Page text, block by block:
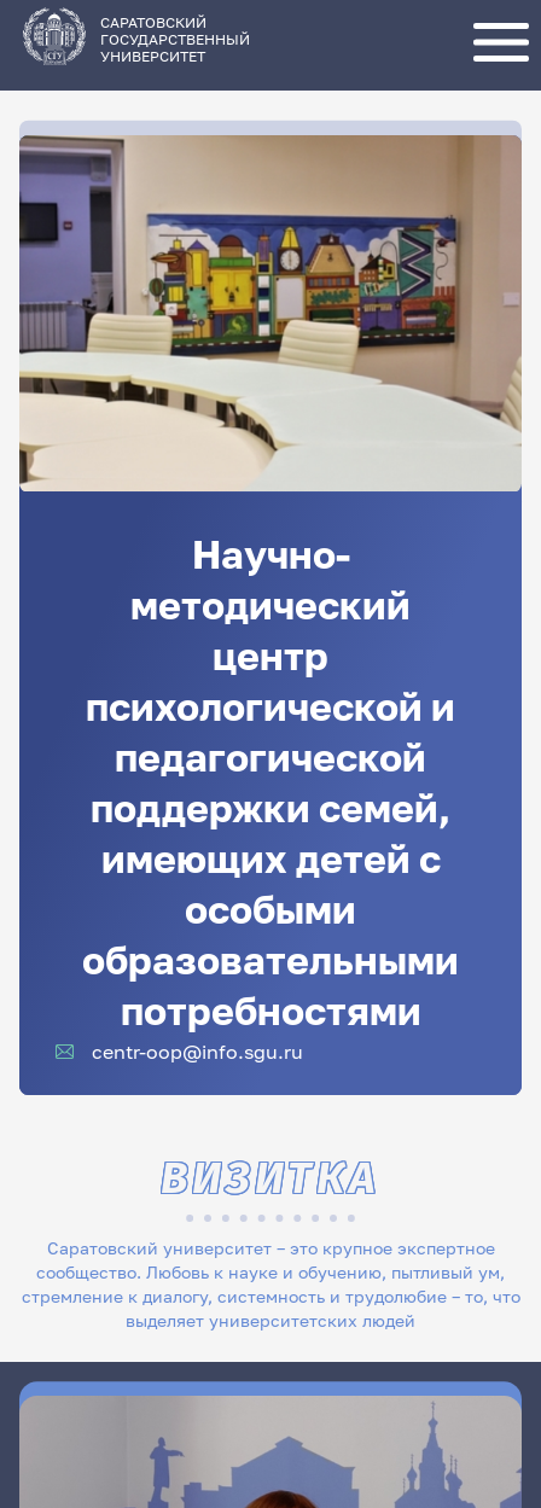
основному
содержанию
САРАТОВСКИЙ
ГОСУДАРСТВЕННЫЙ
УНИВЕРСИТЕТ
Научно-
методический
центр
психологической и
педагогической
поддержки семей,
имеющих детей с
особыми
образовательными
потребностями
centr-oop@info.sgu.ru
Саратовский университет – это крупное экспертное
сообщество. Любовь к науке и обучению, пытливый ум,
стремление к диалогу, системность и трудолюбие – то, что
выделяет университетских людей
ВИЗИТКА